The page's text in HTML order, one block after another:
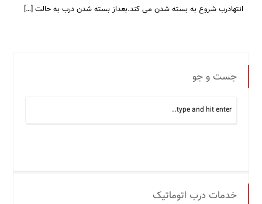
انتهادرب شروع به بسته شدن می کند.بعداز بسته شدن درب به حالت […]
جست و جو
خدمات درب اتوماتیک